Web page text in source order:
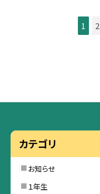
1 2
カテゴリ
お知らせ
１年生